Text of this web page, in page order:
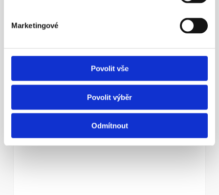
Marketingové
Povolit vše
Povolit výběr
Odmítnout
Aleš Poklop živě v ČT z tiskové
Nezapomínejme ani na novinku – možnost mít
zároveň dvě penzijní smlouvy.
Více info